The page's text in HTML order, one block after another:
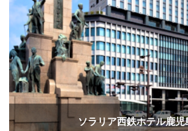
ソラリア西鉄ホテル鹿児